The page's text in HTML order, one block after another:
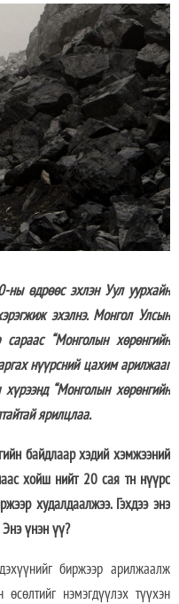
өдрөөс эхлэн Уул уурхайн
эхэлнэ. Монгол Улсын
“Монголын хөрөнгийн
нүүрсний цахим арилжааг
“Монголын хөрөнгийн
ярилцлаа.
байдлаар хэдий хэмжээний
хойш нийт 20 сая тн нүүрс
худалдаалжээ. Гэхдээ энэ
Энэ үнэн үү?
биржээр арилжаалж
нэмэгдүүлэх түүхэн